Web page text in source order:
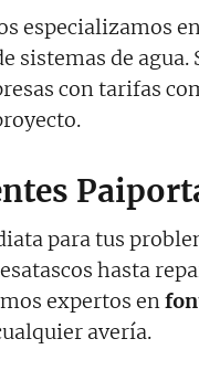
especializamos
de agua.
con tarifas
para tus
hasta
expertos en
avería.